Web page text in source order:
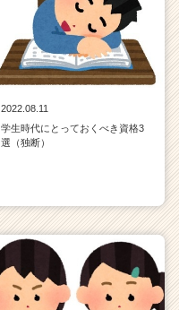
2022.08.11
学生時代にとっておくべき資格3
選（独断）